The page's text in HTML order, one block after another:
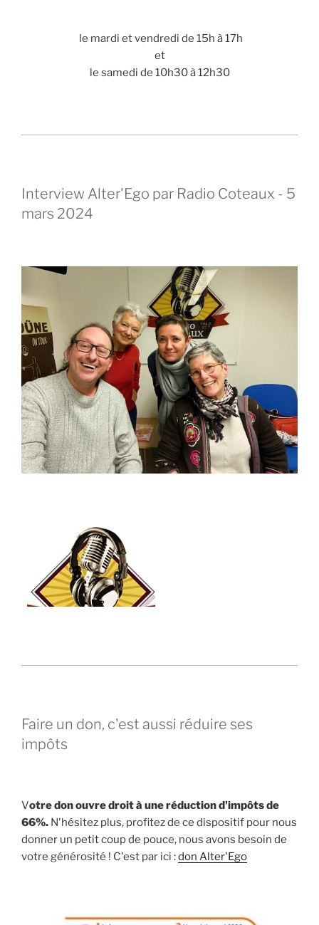
le mardi et vendredi de 15h à 17h
et
le samedi de 10h30 à 12h30
Interview Alter'Ego par Radio Coteaux - 5
mars 2024
Faire un don, c'est aussi réduire ses
impôts
Votre don ouvre droit à une réduction d'impôts de
66%. N'hésitez plus, profitez de ce dispositif pour nous
donner un petit coup de pouce, nous avons besoin de
votre générosité ! C'est par ici :don Alter'Ego